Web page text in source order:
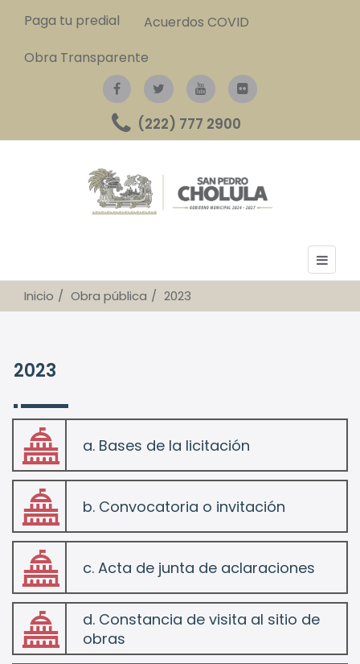
Paga tu predial
Acuerdos COVID
Obra Transparente
(222) 777 2900
Inicio Obra pública 2023
2023
folder
a. Bases de la licitación
folder
b. Convocatoria o invitación
folder
c. Acta de junta de aclaraciones
folder
d. Constancia de visita al sitio de
obras